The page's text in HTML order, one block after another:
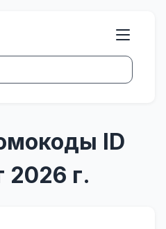
ID
2026 г.